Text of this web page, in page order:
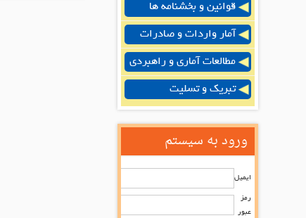
قوانین و بخشنامه ها
آمار واردات و صادرات
مطالعات آماری و راهبردی
تبریک و تسلیت
ورود به سیستم
ایمیل
رمز
عبور